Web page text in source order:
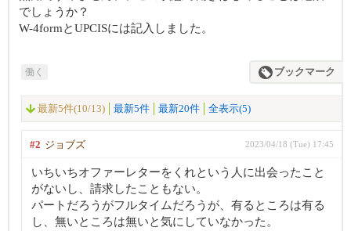
でしょうか？
W-4formとUPCISには記入しました。
働く ブックマーク
最新5件(10/13) 最新5件 最新20件 全表示(5)
#2 ジョブズ 2023/04/18 (Tue) 17:45
いちいちオファーレターをくれという人に出会ったこと
がないし、請求したこともない。
パートだろうがフルタイムだろうが、有るところは有る
し、無いところは無いと気にしていなかった。